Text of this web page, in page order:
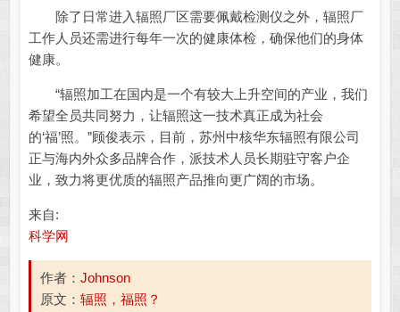
除了日常进入辐照厂区需要佩戴检测仪之外，辐照厂
工作人员还需进行每年一次的健康体检，确保他们的身体
健康。
“辐照加工在国内是一个有较大上升空间的产业，我们
希望全员共同努力，让辐照这一技术真正成为社会
的‘福’照。”顾俊表示，目前，苏州中核华东辐照有限公司
正与海内外众多品牌合作，派技术人员长期驻守客户企
业，致力将更优质的辐照产品推向更广阔的市场。
来自:
科学网
作者： Johnson
原文： 辐照，福照？